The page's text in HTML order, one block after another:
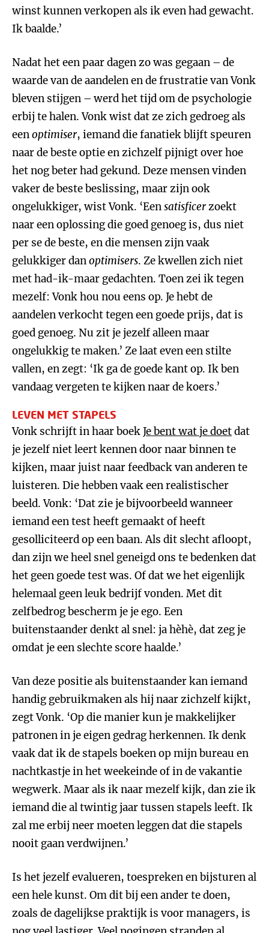
winst kunnen verkopen als ik even had gewacht.
Ik baalde.’
Nadat het een paar dagen zo was gegaan – de
waarde van de aandelen en de frustratie van Vonk
bleven stijgen – werd het tijd om de psychologie
erbij te halen. Vonk wist dat ze zich gedroeg als
eenoptimiser, iemand die fanatiek blijft speuren
naar de beste optie en zichzelf pijnigt over hoe
het nog beter had gekund. Deze mensen vinden
vaker de beste beslissing, maar zijn ook
ongelukkiger, wist Vonk. ‘Eensatisficerzoekt
naar een oplossing die goed genoeg is, dus niet
per se de beste, en die mensen zijn vaak
gelukkiger danoptimisers. Ze kwellen zich niet
met had-ik-maar gedachten. Toen zei ik tegen
mezelf: Vonk hou nou eens op. Je hebt de
aandelen verkocht tegen een goede prijs, dat is
goed genoeg. Nu zit je jezelf alleen maar
ongelukkig te maken.’ Ze laat even een stilte
vallen, en zegt: ‘Ik ga de goede kant op. Ik ben
vandaag vergeten te kijken naar de koers.’
LEVEN MET STAPELS
Vonk schrijft in haar boekJe bent wat je doetdat
je jezelf niet leert kennen door naar binnen te
kijken, maar juist naar feedback van anderen te
luisteren. Die hebben vaak een realistischer
beeld. Vonk: ‘Dat zie je bijvoorbeeld wanneer
iemand een test heeft gemaakt of heeft
gesolliciteerd op een baan. Als dit slecht afloopt,
dan zijn we heel snel geneigd ons te bedenken dat
het geen goede test was. Of dat we het eigenlijk
helemaal geen leuk bedrijf vonden. Met dit
zelfbedrog bescherm je je ego. Een
buitenstaander denkt al snel: ja hèhè, dat zeg je
omdat je een slechte score haalde.’
Van deze positie als buitenstaander kan iemand
handig gebruikmaken als hij naar zichzelf kijkt,
zegt Vonk. ‘Op die manier kun je makkelijker
patronen in je eigen gedrag herkennen. Ik denk
vaak dat ik de stapels boeken op mijn bureau en
nachtkastje in het weekeinde of in de vakantie
wegwerk. Maar als ik naar mezelf kijk, dan zie ik
iemand die al twintig jaar tussen stapels leeft. Ik
zal me erbij neer moeten leggen dat die stapels
nooit gaan verdwijnen.’
Is het jezelf evalueren, toespreken en bijsturen al
een hele kunst. Om dit bij een ander te doen,
zoals de dagelijkse praktijk is voor managers, is